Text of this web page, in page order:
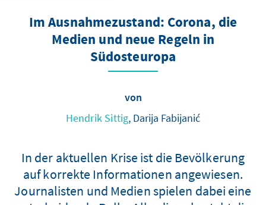
Im Ausnahmezustand: Corona, die
Medien und neue Regeln in
Südosteuropa
von
Hendrik Sittig, Darija Fabijanić
In der aktuellen Krise ist die Bevölkerung
auf korrekte Informationen angewiesen.
Journalisten und Medien spielen dabei eine